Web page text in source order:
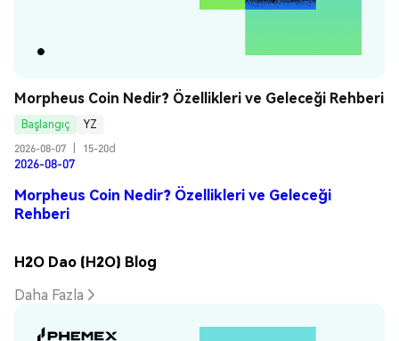
Morpheus Coin Nedir? Özellikleri ve Geleceği Rehberi
Başlangıç
YZ
2026-08-07
15-20d
2026-08-07
Morpheus Coin Nedir? Özellikleri ve Geleceği
Rehberi
H2O Dao (H2O) Blog
Daha Fazla